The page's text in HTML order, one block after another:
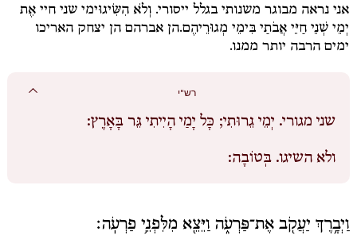
אני נראה מבוגר משנותי בגלל ייסורי. וְלֹא הִשִּׂיגוּימי שני חיי אֶת
יְמֵי שְׁנֵי חַיֵּי אֲבֹתַי בִּימֵי מְגוּרֵיהֶם.הן אברהם הן יצחק האריכו
ימים הרבה יותר ממנו.
רש"י
שני מגורי. יְמֵי גֵרוּתִי; כָּל יָמַי הָיִיתִי גֵּר בָּאָרֶץ:
ולא השיגו. בְּטוֹבָה:
וַיְבָ֥רֶךְ יַעֲקֹ֖ב אֶת־פַּרְעֹ֑ה וַיֵּצֵ֖א מִלִּפְנֵ֥י פַרְעֹֽה׃